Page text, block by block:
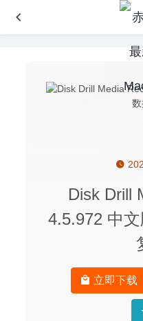
Disk Drill
4.5.972 中
立即下载
Pixologic Zbrush
Elmedia Video Player
视频播放器 2020-06-04
Marked 2.5.41 – 高效的
KeeWeb 1.13.4 中文版-
Duplicate File Remover